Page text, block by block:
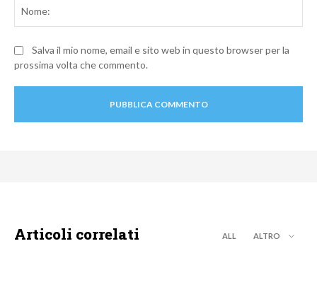
Salva il mio nome, email e sito web in questo browser per la
prossima volta che commento.
Articoli correlati ALL ALTRO